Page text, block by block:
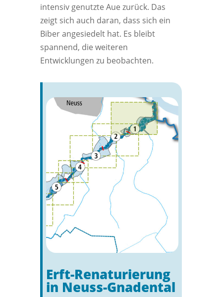
intensiv genutzte Aue zurück. Das
zeigt sich auch daran, dass sich ein
Biber angesiedelt hat. Es bleibt
spannend, die weiteren
Entwicklungen zu beobachten.
Erft-Renaturierung
in Neuss-Gnadental